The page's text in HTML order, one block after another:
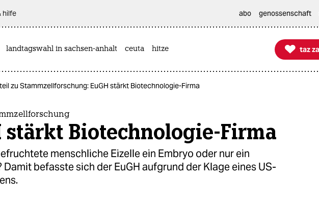
hilfe abo genossenschaft
landtagswahl in sachsen-anhalt ceuta hitze 
taz zahl
taz
zu Stammzellforschung: EuGH stärkt Biotechnologie-Firma
stärkt Biotechnologie-Firma
menschliche Eizelle ein Embryo oder nur ein
Damit befasste sich der EuGH aufgrund der Klage eines US-